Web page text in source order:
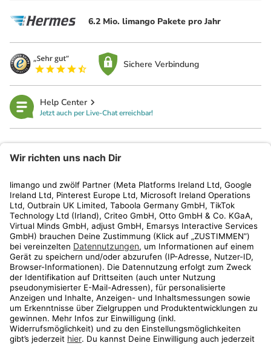
6.2 Mio. limango Pakete pro Jahr
Sichere Verbindung
Help Center
Jetzt auch per Live-Chat erreichbar!
Kundenservice
Shop
Aktionen
Travel